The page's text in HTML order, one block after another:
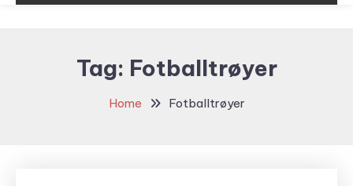
Tag: Fotballtrøyer
Home Fotballtrøyer